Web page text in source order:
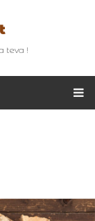
teva !